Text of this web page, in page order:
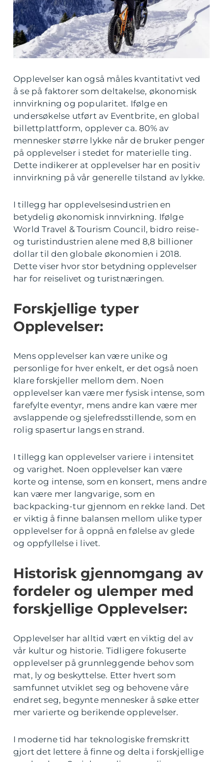
Opplevelser kan også måles kvantitativt ved
å se på faktorer som deltakelse, økonomisk
innvirkning og popularitet. Ifølge en
undersøkelse utført av Eventbrite, en global
billettplattform, opplever ca. 80% av
mennesker større lykke når de bruker penger
på opplevelser i stedet for materielle ting.
Dette indikerer at opplevelser har en positiv
innvirkning på vår generelle tilstand av lykke.
I tillegg har opplevelsesindustrien en
betydelig økonomisk innvirkning. Ifølge
World Travel & Tourism Council, bidro reise-
og turistindustrien alene med 8,8 billioner
dollar til den globale økonomien i 2018.
Dette viser hvor stor betydning opplevelser
har for reiselivet og turistnæringen.
Forskjellige typer
Opplevelser:
Mens opplevelser kan være unike og
personlige for hver enkelt, er det også noen
klare forskjeller mellom dem. Noen
opplevelser kan være mer fysisk intense, som
farefylte eventyr, mens andre kan være mer
avslappende og sjelefredsstillende, som en
rolig spasertur langs en strand.
I tillegg kan opplevelser variere i intensitet
og varighet. Noen opplevelser kan være
korte og intense, som en konsert, mens andre
kan være mer langvarige, som en
backpacking-tur gjennom en rekke land. Det
er viktig å finne balansen mellom ulike typer
opplevelser for å oppnå en følelse av glede
og oppfyllelse i livet.
Historisk gjennomgang av
fordeler og ulemper med
forskjellige Opplevelser:
Opplevelser har alltid vært en viktig del av
vår kultur og historie. Tidligere fokuserte
opplevelser på grunnleggende behov som
mat, ly og beskyttelse. Etter hvert som
samfunnet utviklet seg og behovene våre
endret seg, begynte mennesker å søke etter
mer varierte og berikende opplevelser.
I moderne tid har teknologiske fremskritt
gjort det lettere å finne og delta i forskjellige